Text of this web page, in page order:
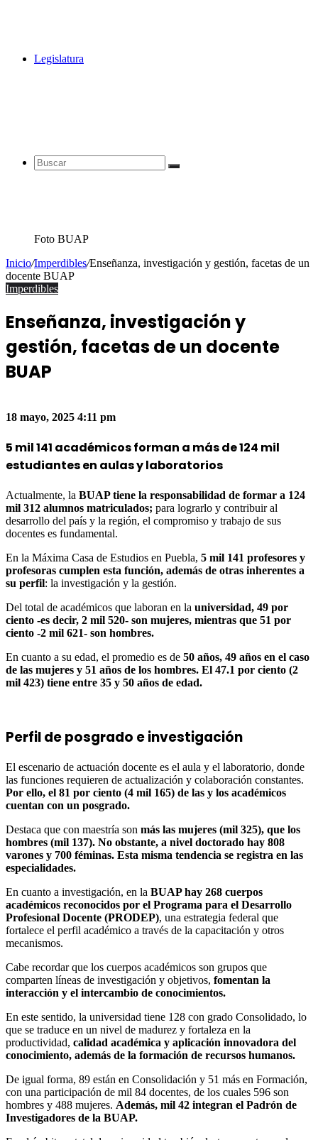
Legislatura
Buscar
Foto BUAP
Inicio/Imperdibles/Enseñanza, investigación y gestión, facetas de un
docente BUAP
Imperdibles
Enseñanza, investigación y
gestión, facetas de un docente
BUAP
via
18 mayo, 2025 4:11 pm
5 mil 141 académicos forman a más de 124 mil
estudiantes en aulas y laboratorios
Actualmente, la BUAP tiene la responsabilidad de formar a 124
mil 312 alumnos matriculados; para lograrlo y contribuir al
desarrollo del país y la región, el compromiso y trabajo de sus
docentes es fundamental.
En la Máxima Casa de Estudios en Puebla, 5 mil 141 profesores y
profesoras cumplen esta función, además de otras inherentes a
su perfil: la investigación y la gestión.
Del total de académicos que laboran en la universidad, 49 por
ciento -es decir, 2 mil 520- son mujeres, mientras que 51 por
ciento -2 mil 621- son hombres.
En cuanto a su edad, el promedio es de 50 años, 49 años en el caso
de las mujeres y 51 años de los hombres. El 47.1 por ciento (2
mil 423) tiene entre 35 y 50 años de edad.
Perfil de posgrado e investigación
El escenario de actuación docente es el aula y el laboratorio, donde
las funciones requieren de actualización y colaboración constantes.
Por ello, el 81 por ciento (4 mil 165) de las y los académicos
cuentan con un posgrado.
Destaca que con maestría son más las mujeres (mil 325), que los
hombres (mil 137). No obstante, a nivel doctorado hay 808
varones y 700 féminas. Esta misma tendencia se registra en las
especialidades.
En cuanto a investigación, en la BUAP hay 268 cuerpos
académicos reconocidos por el Programa para el Desarrollo
Profesional Docente (PRODEP), una estrategia federal que
fortalece el perfil académico a través de la capacitación y otros
mecanismos.
Cabe recordar que los cuerpos académicos son grupos que
comparten líneas de investigación y objetivos, fomentan la
interacción y el intercambio de conocimientos.
En este sentido, la universidad tiene 128 con grado Consolidado, lo
que se traduce en un nivel de madurez y fortaleza en la
productividad, calidad académica y aplicación innovadora del
conocimiento, además de la formación de recursos humanos.
De igual forma, 89 están en Consolidación y 51 más en Formación,
con una participación de mil 84 docentes, de los cuales 596 son
hombres y 488 mujeres. Además, mil 42 integran el Padrón de
Investigadores de la BUAP.